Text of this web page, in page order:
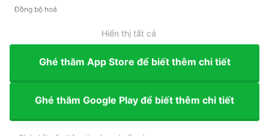
Đồng bộ hoá
Hiển thị tất cả
Ghé thăm App Store để biết thêm chi tiết
Ghé thăm Google Play để biết thêm chi tiết